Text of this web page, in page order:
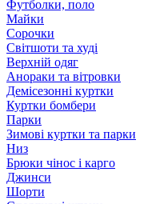
Футболки, поло
Майки
Сорочки
Світшоти та худі
Верхній одяг
Анораки та вітровки
Демісезонні куртки
Куртки бомбери
Парки
Зимові куртки та парки
Низ
Брюки чінос і карго
Джинси
Шорти